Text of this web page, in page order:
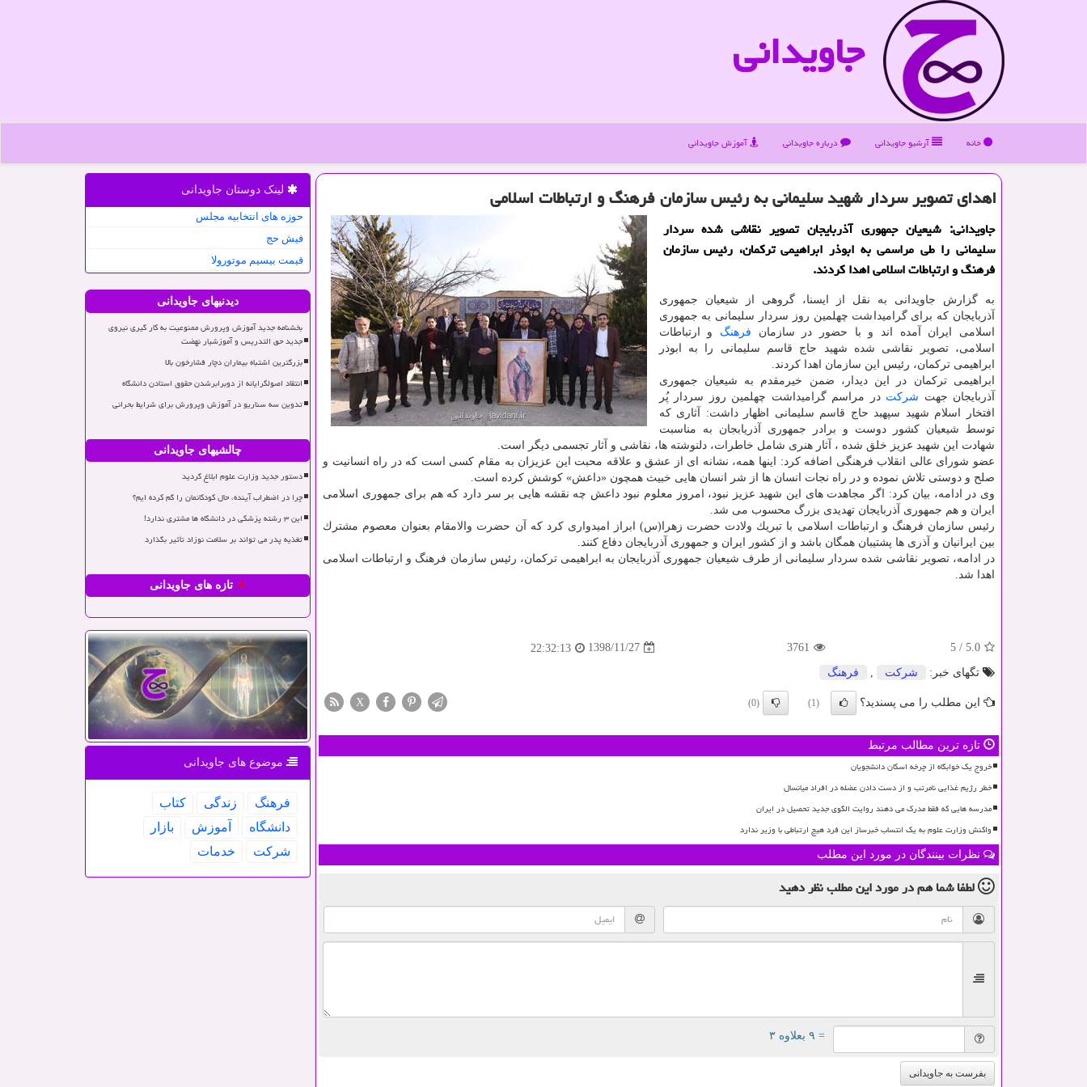
جاویدانی
خانه آرشیو جاویدانی درباره جاویدانی آموزش جاویدانی
اهدای تصویر سردار شهید سلیمانی به رئیس سازمان فرهنگ و ارتباطات اسلامی
جاویدانی: شیعیان جمهوری آذربایجان تصویر نقاشی شده سردار
سلیمانی را طی مراسمی به ابوذر ابراهیمی تركمان، رئیس سازمان
فرهنگ و ارتباطات اسلامی اهدا كردند.
به گزارش جاویدانی به نقل از ایسنا، گروهی از شیعیان جمهوری
آذربایجان كه برای گرامیداشت چهلمین روز سردار سلیمانی به جمهوری
اسلامی ایران آمده اند و با حضور در سازمان فرهنگ و ارتباطات
اسلامی، تصویر نقاشی شده شهید حاج قاسم سلیمانی را به ابوذر
ابراهیمی تركمان، رئیس این سازمان اهدا كردند.
ابراهیمی تركمان در این دیدار، ضمن خیرمقدم به شیعیان جمهوری
آذربایجان جهت شركت در مراسم گرامیداشت چهلمین روز سردار پُر
افتخار اسلام شهید سپهبد حاج قاسم سلیمانی اظهار داشت: آثاری كه
توسط شیعیان كشور دوست و برادر جمهوری آذریابجان به مناسبت
شهادت این شهید عزیز خلق شده ‍، آثار هنری شامل خاطرات، دلنوشته ها، نقاشی و آثار تجسمی دیگر است.
عضو شورای عالی انقلاب فرهنگی اضافه كرد: اینها همه، نشانه ای از عشق و علاقه محبت این عزیزان به مقام كسی است كه در راه انسانیت و
صلح و دوستی تلاش نموده و در راه نجات انسان ها از شر انسان هایی خبیث همچون «داعش» كوشش كرده است.
وی در ادامه، بیان كرد: اگر مجاهدت های این شهید عزیز نبود، امروز معلوم نبود داعش چه نقشه هایی بر سر دارد كه هم برای جمهوری اسلامی
ایران و هم جمهوری آذربایجان تهدیدی بزرگ محسوب می شد.
رئیس سازمان فرهنگ و ارتباطات اسلامی با تبریك ولادت حضرت زهرا(س) ابراز امیدواری كرد كه آن حضرت والامقام بعنوان معصوم مشترك
بین ایرانیان و آذری ها پشتیبان همگان باشد و از كشور ایران و جمهوری آذربایجان دفاع كنند.
در ادامه، تصویر نقاشی شده سردار سلیمانی از طرف شیعیان جمهوری آذربایجان به ابراهیمی تركمان، رئیس سازمان فرهنگ و ارتباطات اسلامی
اهدا شد.
5.0
/
5
3761
1398/11/27
22:32:13
تگهای خبر:
شركت فرهنگ
این مطلب را می پسندید؟ (1)
(0)
X
تازه ترین مطالب مرتبط
خروج یک خوابگاه از چرخه اسکان دانشجویان
خطر رژیم غذایی نامرتب و از دست دادن عضله در افراد میانسال
مدرسه هایی که فقط مدرک می دهند روایت الگوی جدید تحصیل در ایران
واکنش وزارت علوم به یک انتساب خبرساز این فرد هیچ ارتباطی با وزیر ندارد
نظرات بینندگان در مورد این مطلب
لطفا شما همدر مورد این مطلبنظر دهید
= ۹ بعلاوه ۳
بفرست به جاویدانی
لینک دوستان جاویدانی
حوزه های انتخابیه مجلس
فیش حج
قیمت بیسیم موتورولا
دیدنیهای جاویدانی
بخشنامه جدید آموزش وپرورش ممنوعیت به کار گیری نیروی
جدید حق التدریس و آموزشیار نهضت
بزرگترین اشتباه بیماران دچار فشارخون بالا
انتقاد اصولگرایانه از دوبرابرشدن حقوق استادن دانشگاه
تدوین سه سناریو در آموزش وپرورش برای شرایط بحرانی
چالشیهای جاویدانی
دستور جدید وزارت علوم ابلاغ گردید
چرا در اضطراب آینده، حال کودکانمان را گم کرده ایم؟
این ۳ رشته پزشکی در دانشگاه ها مشتری ندارد!
تغذیه پدر می تواند بر سلامت نوزاد تأثیر بگذارد
تازه های جاویدانی
موضوع های جاویدانی
فرهنگ زندگی
كتاب
دانشگاه
آموزش
بازار
شركت
خدمات